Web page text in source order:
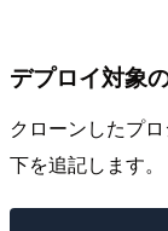
デプロイ対象
クローンしたプ
下を追記します。